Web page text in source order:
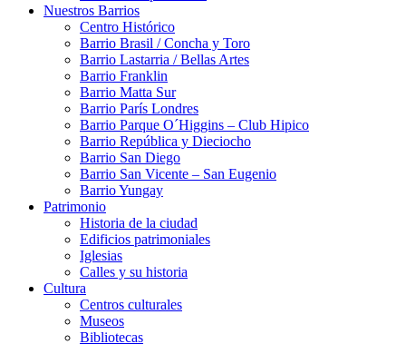
Nuestros Barrios
Centro Histórico
Barrio Brasil / Concha y Toro
Barrio Lastarria / Bellas Artes
Barrio Franklin
Barrio Matta Sur
Barrio Parí­s Londres
Barrio Parque O´Higgins – Club Hipico
Barrio República y Dieciocho
Barrio San Diego
Barrio San Vicente – San Eugenio
Barrio Yungay
Patrimonio
Historia de la ciudad
Edificios patrimoniales
Iglesias
Calles y su historia
Cultura
Centros culturales
Museos
Bibliotecas